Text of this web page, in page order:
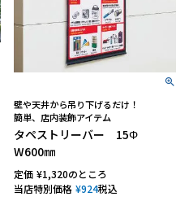
壁や天井から吊り下げるだけ！
簡単、店内装飾アイテム
タペストリーバー 15Φ
W600㎜
定価 ¥1,320のところ
当店特別価格 ¥924税込